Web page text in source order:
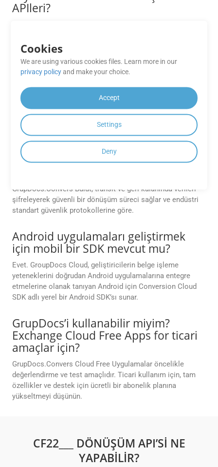
APIleri?
dönüşüm limitleri hakkında daha fazla bilgi için destek.
GrupDocs’in performansı ne kadar
güvenilirdir. Dönüşüm Bulut Ücretsiz
Uygulamaları?
GrupDocs.Convers Bulut Ücretsiz Uygulamalar dönüşüm
ihtiyaçlarınız için güvenilir performans ve yüksek kaliteli bir
çıktı sunar, sorunsuz bir deneyim sağlamak.
GrupDocs’deki dönüşüm süreci nasıl
GrupDocs.Convers Bulut, transit ve geri kalanında verileri
şifreleyerek güvenli bir dönüşüm süreci sağlar ve endüstri
standart güvenlik protokollerine göre.
Android uygulamaları geliştirmek
için mobil bir SDK mevcut mu?
Evet. GroupDocs Cloud, geliştiricilerin belge işleme
yeteneklerini doğrudan Android uygulamalarına entegre
etmelerine olanak tanıyan Android için Conversion Cloud
SDK adlı yerel bir Android SDK’sı sunar.
GrupDocs’i kullanabilir miyim?
Exchange Cloud Free Apps for ticari
amaçlar için?
GrupDocs.Convers Cloud Free Uygulamalar öncelikle
değerlendirme ve test amaçlıdır. Ticari kullanım için, tam
özellikler ve destek için ücretli bir abonelik planına
yükseltmeyi düşünün.
CF22___ DÖNÜŞÜM API’SI NE
YAPABILIR?
Cookies
We are using various cookies files. Learn more in our
privacy policyand make your choice.
Accept
Settings
Deny